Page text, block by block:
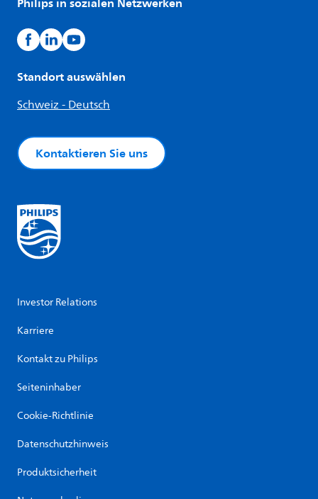
Standort auswählen
Schweiz - Deutsch
Kontaktieren Sie uns
Investor Relations
Karriere
Kontakt zu Philips
Seiteninhaber
Cookie-Richtlinie
Datenschutzhinweis
Produktsicherheit